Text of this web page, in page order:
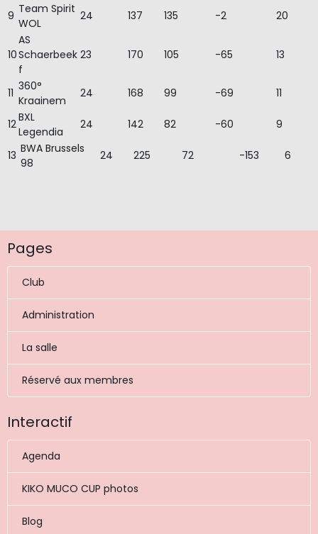
9 Team Spirit
WOL
24 137 135 -2 20
10
AS
Schaerbeek
f
23 170 105 -65 13
11 360°
Kraainem
24 168 99 -69 11
12BXL
Legendia
24 142 82 -60 9
13 BWA Brussels
98
24 225 72 -153 6
Pages
Club
Administration
La salle
Réservé aux membres
Interactif
Agenda
KIKO MUCO CUP photos
Blog